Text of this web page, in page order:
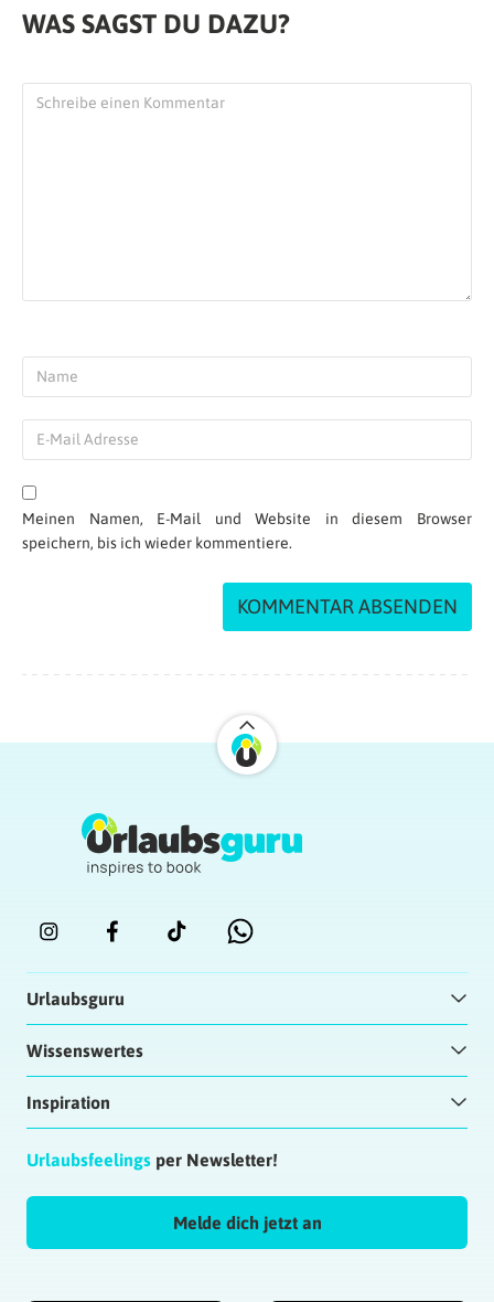
WAS SAGST DU DAZU?
Meinen Namen, E-Mail und Website in diesem Browser
speichern, bis ich wieder kommentiere.
Urlaubsguru
Wissenswertes
Inspiration
Urlaubsfeelings per Newsletter!
Melde dich jetzt an